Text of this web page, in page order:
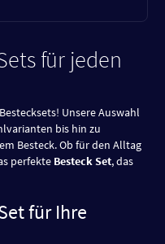
für jeden
Unsere Auswahl
bis hin zu
Besteck. Ob für den Alltag
perfekte Besteck Set, das
für Ihre